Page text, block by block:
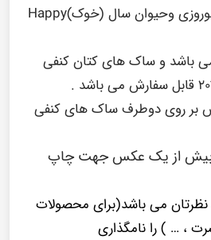
ساک زیبا کتان باطرح نوروزی وحیوان سال (خوک)Happy
و ساک های کتان کنفی
بر روی دوطرف ساک های کنفی
بیش از یک عکس جهت چاپ
می باشد(برای محصولات
، … ) را نامگذاری